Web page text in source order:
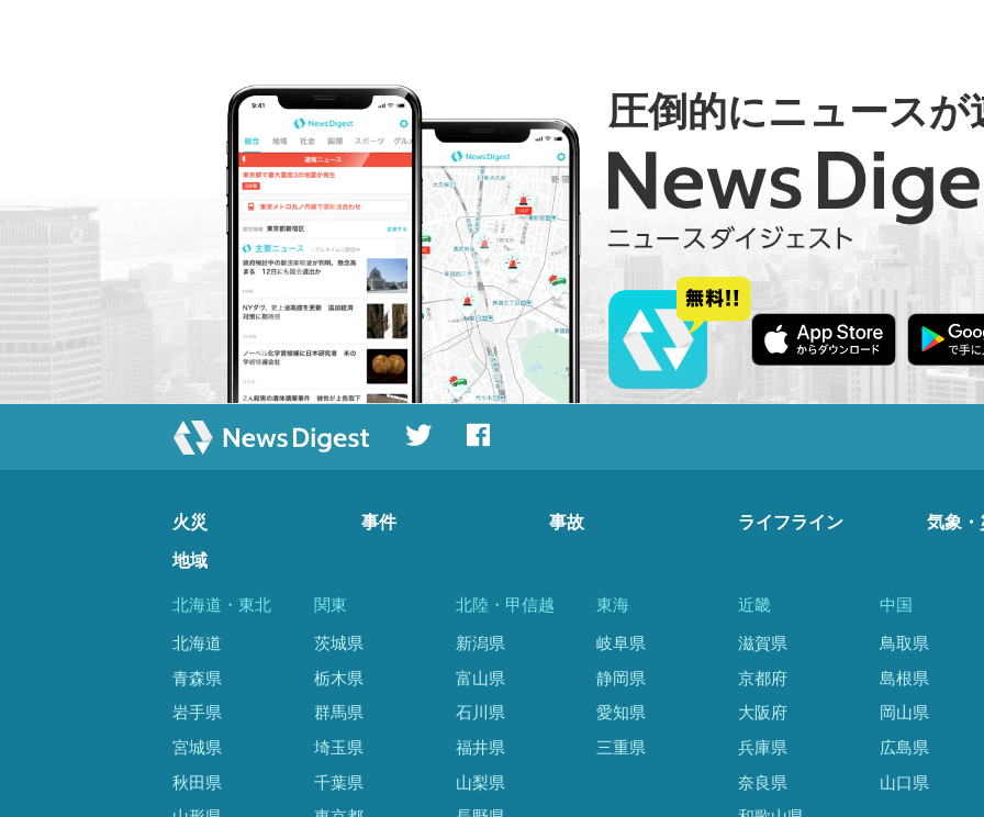
圧倒的にニュースが
火災 事件 事故 ライフライン 気象・
地域
北海道・東北
北海道
青森県
岩手県
宮城県
秋田県
関東
茨城県
栃木県
群馬県
埼玉県
千葉県
北陸・甲信越
新潟県
富山県
石川県
福井県
山梨県
東海
岐阜県
静岡県
愛知県
三重県
近畿
滋賀県
京都府
大阪府
兵庫県
奈良県
中国
鳥取県
島根県
岡山県
広島県
山口県